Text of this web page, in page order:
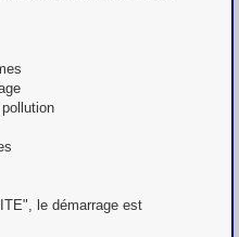
le démarrage est